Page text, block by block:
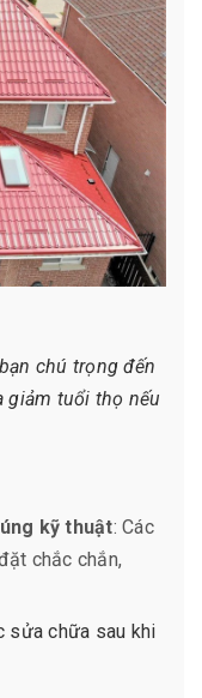
chú trọng đến
giảm tuổi thọ nếu
kỹ thuật: Các
chắc chắn,
sửa chữa sau khi